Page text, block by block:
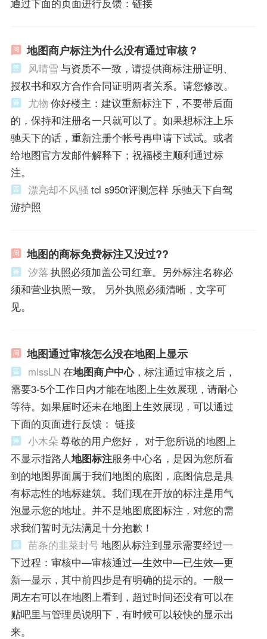
通过下面的页面进行反馈：链接
地图商户标注为什么没有通过审核？
风晴雪 与资质不一致，请提供商标注册证明、
授权书和双方合作合同证明两者关系。请您修改。
尤物 你好楼主：建议重新标注下，不要带后面
的，保持和注册名一只就可以了。如果想标注上乐
驰天下的话，重新注册个帐号再申请下试试。或者
给地图官方发邮件解释下；祝福楼主顺利通过标
注。
漂亮却不风骚 tcl s950t评测怎样 乐驰天下自驾
游护照
地图的商标免费标注又没过??
汐落 执照必须加盖公司红章。另外标注名称必
须和营业执照一致。 另外执照必须清晰，文字可
见。
地图通过审核怎么没在地图上显示
missLN 在地图商户中心，标注通过审核之后，
需要3-5个工作日内才能在地图上生效展现，请耐心
等待。如果届时还未在地图上生效展现，可以通过
下面的页面进行反馈： 链接
小木朵 尊敬的用户您好， 对于您所说的地图上
不显示指路人地图标注服务中心名，是因为您所看
到的地图界面属于我们地图的底图，底图信息是具
有标志性的地标建筑。我们现在开放的标注是用气
泡显示您的地址。并不是地图底图标注，对您的需
求我们暂时无法满足十分抱歉！
苗条的韭菜封号地图从标注到显示需要经过一
下过程：审核中—审核通过—生效中—已生效—更
新—显示，其中前四步是有明确的提示的。一般一
周左右可以在地图上看到，超过时间还没有可以在
贴吧里与管理员说明下，有时候可以较快的显示出
来。